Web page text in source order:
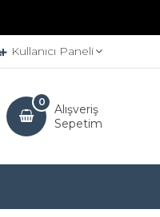
Kullanıcı Paneli
Alışveriş
Sepetim
0